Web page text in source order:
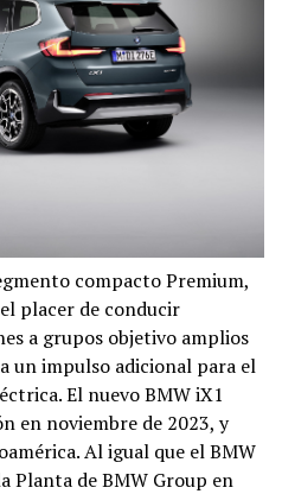
compacto Premium,
placer de conducir
a grupos objetivo amplios
un impulso adicional para el
El nuevo BMW iX1
en noviembre de 2023, y
Al igual que el BMW
Planta de BMW Group en